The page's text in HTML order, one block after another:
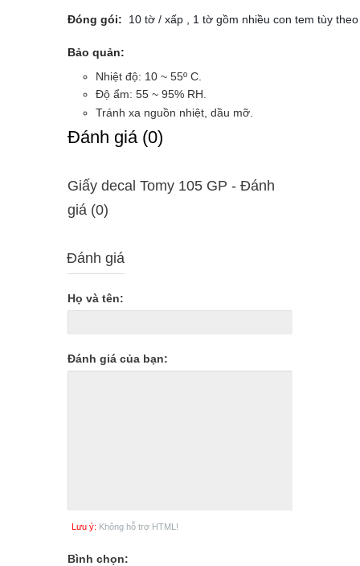
Đóng gói: 10 tờ / xấp , 1 tờ gồm nhiều con tem tùy
Bảo quản:
Nhiệt độ: 10 ~ 55º C.
Độ ẩm: 55 ~ 95% RH.
Tránh xa nguồn nhiệt, dầu mỡ.
Ðánh giá (0)
Giấy decal Tomy 105 GP - Ðánh
giá (0)
Đánh giá
Họ và tên:
Đánh giá của bạn:
Lưu ý: Không hỗ trợ HTML!
Bình chọn: